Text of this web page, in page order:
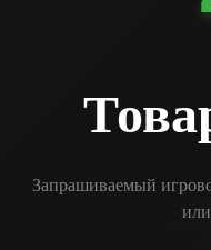
Запрашиваемый